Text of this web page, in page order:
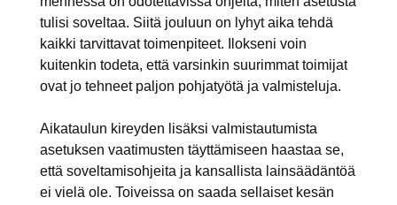
tulisi soveltaa. Siitä jouluun on lyhyt aika tehdä
kaikki tarvittavat toimenpiteet. Ilokseni voin
kuitenkin todeta, että varsinkin suurimmat toimijat
ovat jo tehneet paljon pohjatyötä ja valmisteluja.
Aikataulun kireyden lisäksi valmistautumista
asetuksen vaatimusten täyttämiseen haastaa se,
että soveltamisohjeita ja kansallista lainsäädäntöä
ei vielä ole. Toiveissa on saada sellaiset kesän